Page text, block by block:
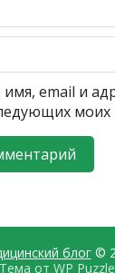
email и
блог©
Тема от WP Puzzle